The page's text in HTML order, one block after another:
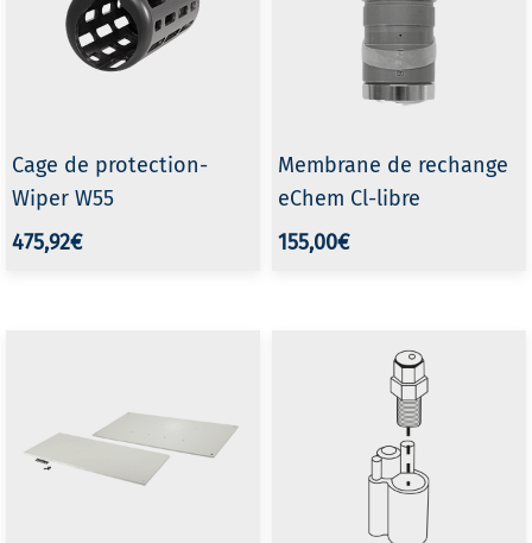
Cage de protection-
Wiper W55
475,92€
Membrane de rechange
eChem Cl-libre
155,00€